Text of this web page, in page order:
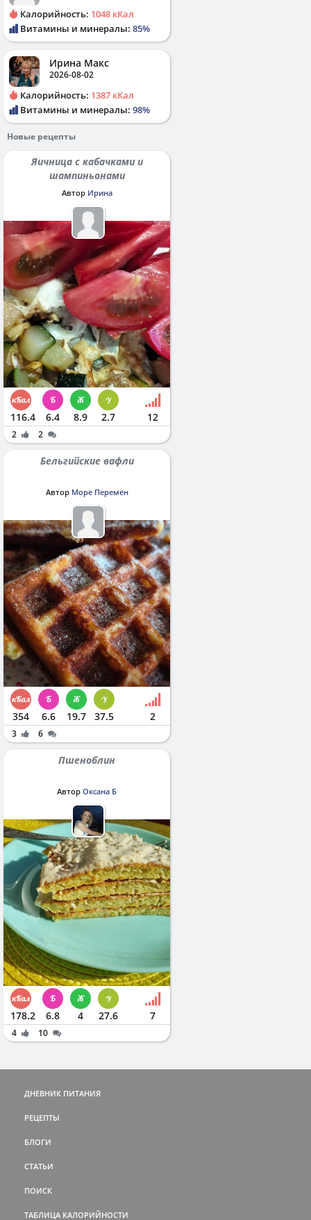
Калорийность: 1048 кКал
Витамины и минералы: 85%
Ирина Макс
2026-08-02
Калорийность: 1387 кКал
Витамины и минералы: 98%
Новые рецепты
Яичница с кабачками и
шампиньонами
Автор Ирина
116.4 6.4 8.9 2.7 12
2 2
Бельгийские вафли
Автор Море Перемен
354 6.6 19.7 37.5 2
3 6
Пшеноблин
Автор Оксана Б
178.2 6.8 4 27.6 7
4 10
ДНЕВНИК ПИТАНИЯ
РЕЦЕПТЫ
БЛОГИ
СТАТЬИ
ПОИСК
ТАБЛИЦА КАЛОРИЙНОСТИ